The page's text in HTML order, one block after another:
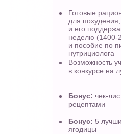
Готовые
для
и его
неделю (1400-
и пособие по
нутрициолога
Возможность
в конкурсе на
Бонус: чек-
рецептами
Бонус: 5
ягодицы